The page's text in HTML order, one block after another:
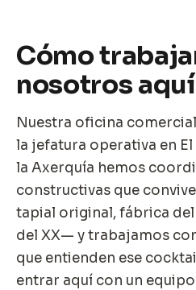
Cómo
nosotros aquí
Nuestra oficina
la jefatura operativa en
la Axerquía hemos
constructivas que
tapial original, fábrica
del XX— y trabajamos
que entienden ese
entrar aquí con un